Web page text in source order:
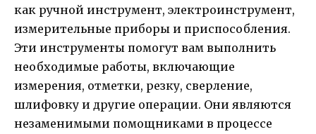
как ручной инструмент, электроинструмент,
измерительные приборы и приспособления.
Эти инструменты помогут вам выполнить
необходимые работы, включающие
измерения, отметки, резку, сверление,
шлифовку и другие операции. Они являются
незаменимыми помощниками в процессе